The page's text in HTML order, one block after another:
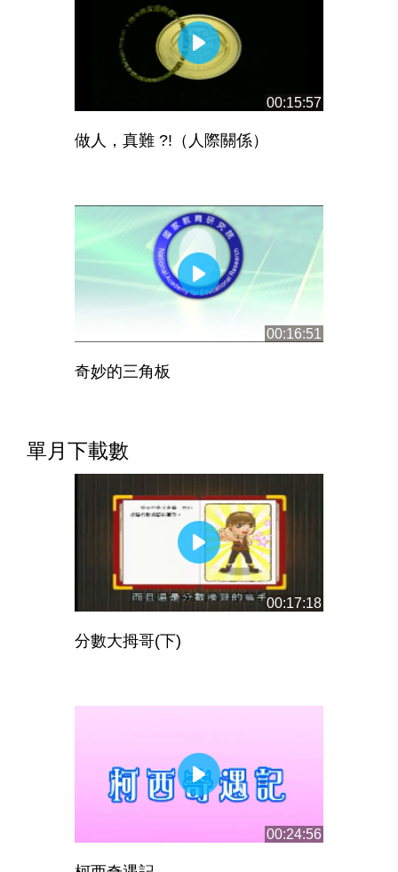
00:15:57
做人，真難 ?!（人際關係）
00:16:51
奇妙的三角板
單月下載數
00:17:18
分數大拇哥(下)
00:24:56